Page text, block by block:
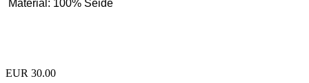
Material: 100% Seide
EUR 30.00